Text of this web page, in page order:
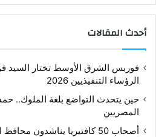
أحدث المقالات
فوربس الشرق الأوسط تختار السيد
الرؤساء التنفيذيين 2026
حين يتحدث التواضع بلغة الملوك..
المصريين
أصحاب 50 كافتيريا يناشدون